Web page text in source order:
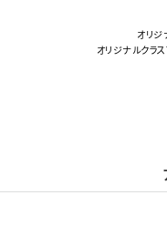
オリジ
オリジナルクラ